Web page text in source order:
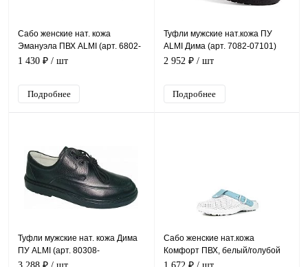
Сабо женские нат. кожа
Эмануэла ПВХ ALMI (арт. 6802-
00101) черные
1 430 ₽ / шт
Подробнее
Туфли мужские нат.кожа ПУ
ALMI Дима (арт. 7082-07101)
черный
2 952 ₽ / шт
Подробнее
Туфли мужские нат. кожа Дима
ПУ ALMI (арт. 80308-
07900(7081-07101), черный
Сабо женские нат.кожа
Комфорт ПВХ, белый/голубой